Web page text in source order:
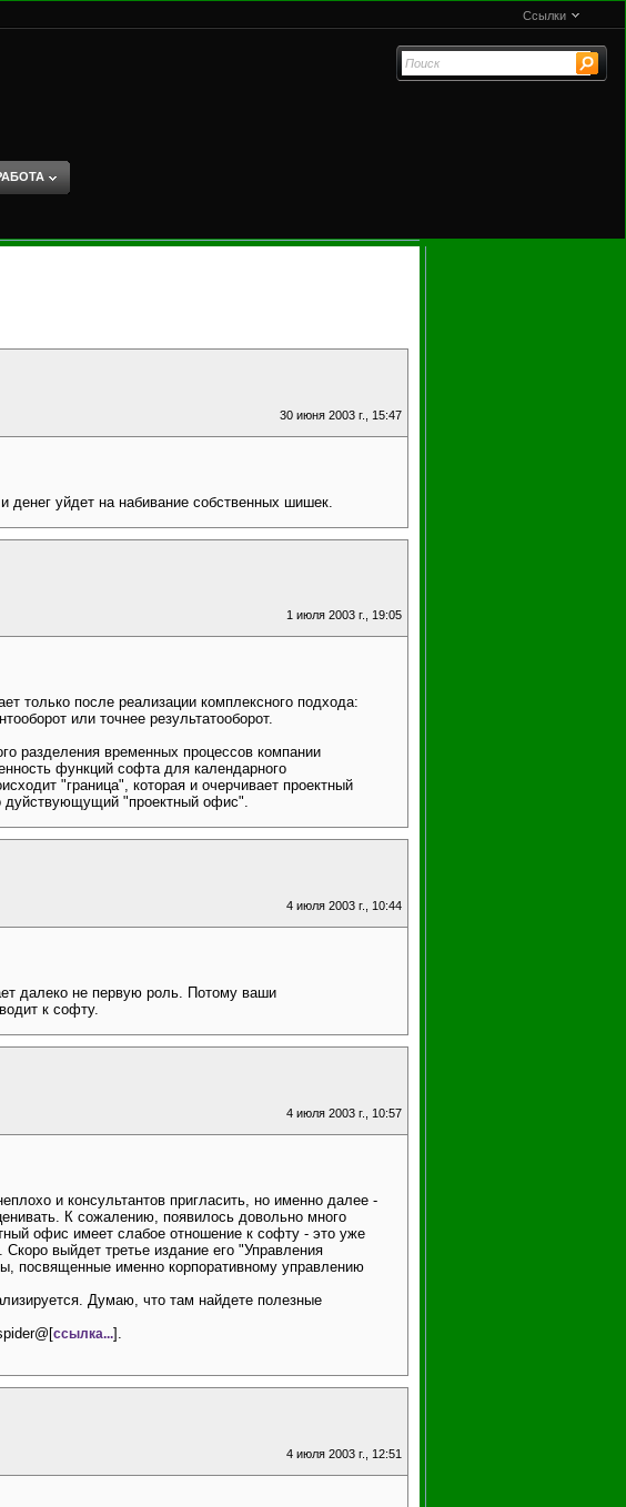
Ссылки
30 июня 2003 г., 15:47
денег уйдет на набивание собственных шишек.
1 июля 2003 г., 19:05
только после реализации комплексного подхода:
или точнее результатооборот.
разделения временных процессов компании
функций софта для календарного
"граница", которая и очерчивает проектный
дуйствующущий "проектный офис".
4 июля 2003 г., 10:44
далеко не первую роль. Потому ваши
к софту.
4 июля 2003 г., 10:57
и консультантов пригласить, но именно далее -
К сожалению, появилось довольно много
офис имеет слабое отношение к софту - это уже
выйдет третье издание его "Управления
посвященные именно корпоративному управлению
Думаю, что там найдете полезные
ссылка...].
4 июля 2003 г., 12:51